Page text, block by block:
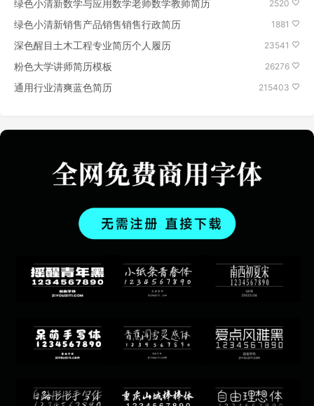
绿色小清新数学与应用数学老师数学教师简历 2520
绿色小清新销售产品销售销售行政简历 1881
深色醒目土木工程专业简历个人履历 23541
粉色大学讲师简历模板 26276
通用行业清爽蓝色简历 215403